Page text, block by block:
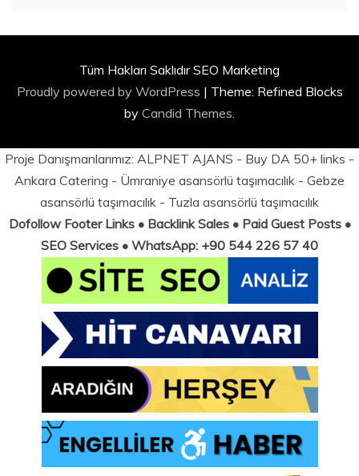
Tüm Hakları Saklıdır SEO Marketing
Proudly powered by WordPress | Theme: Refined Blocks
by Candid Themes.
Proje Danışmanlarımız: ALPNET AJANS - Buy DA 50+ links -
Ankara Catering - Ümraniye asansörlü taşımacılık - Gebze
asansörlü taşımacılık - Tuzla asansörlü taşımacılık
Dofollow Footer Links • Backlink Sales • Paid Guest Posts •
SEO Services • WhatsApp: +90 544 226 57 40